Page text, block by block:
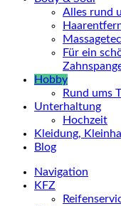
Alles rund
Für ein
Hobby
Rund ums
Unterhaltung
Hochzeit
Kleidung,
Blog
Navigation
KFZ